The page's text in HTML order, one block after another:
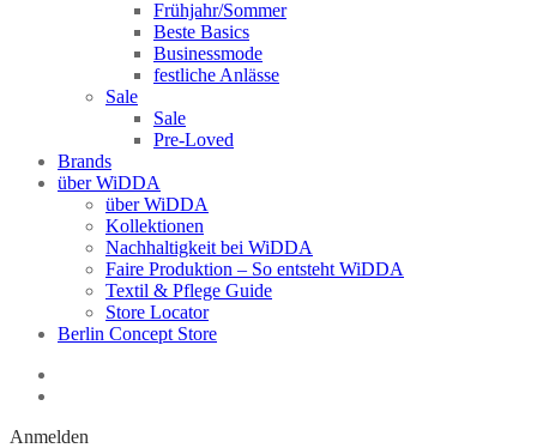
Frühjahr/Sommer
Beste Basics
Businessmode
festliche Anlässe
Sale
Sale
Pre-Loved
Brands
über WiDDA
über WiDDA
Kollektionen
Nachhaltigkeit bei WiDDA
Faire Produktion – So entsteht WiDDA
Textil & Pflege Guide
Store Locator
Berlin Concept Store
Anmelden